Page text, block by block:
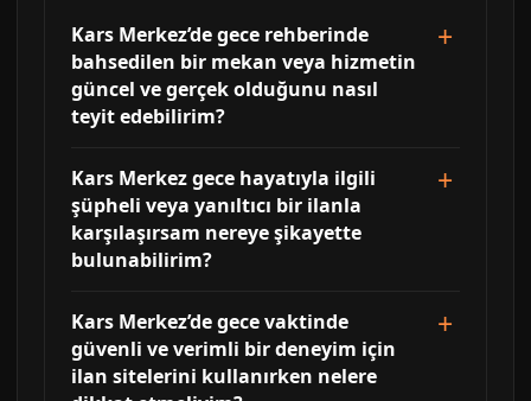
Kars Merkez’de gece rehberinde
bahsedilen bir mekan veya hizmetin
güncel ve gerçek olduğunu nasıl
teyit edebilirim?
Kars Merkez gece hayatıyla ilgili
şüpheli veya yanıltıcı bir ilanla
karşılaşırsam nereye şikayette
bulunabilirim?
Kars Merkez’de gece vaktinde
güvenli ve verimli bir deneyim için
ilan sitelerini kullanırken nelere